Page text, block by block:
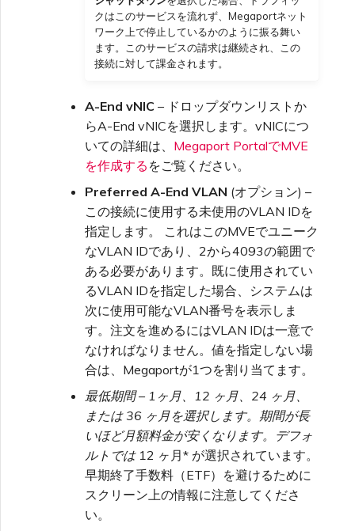
クはこのサービスを流れず、Megaportネット
ワーク上で停止しているかのように振る舞い
ます。このサービスの請求は継続され、この
接続に対して課金されます。
A-End vNIC – ドロップダウンリストか
らA-End vNICを選択します。vNICにつ
いての詳細は、 Megaport PortalでMVE
を作成する をご覧ください。
Preferred A-End VLAN (オプション) –
この接続に使用する未使用のVLAN IDを
指定します。 これはこのMVEでユニーク
なVLAN IDであり、2から4093の範囲で
ある必要があります。既に使用されてい
るVLAN IDを指定した場合、システムは
次に使用可能なVLAN番号を表示しま
す。注文を進めるにはVLAN IDは一意で
なければなりません。値を指定しない場
合は、Megaportが1つを割り当てます。
最低期間– 1ヶ月、12 ヶ月、24 ヶ月、
または 36 ヶ月を選択します。期間が長
いほど月額料金が安くなります。デフォ
ルトでは 12 ヶ月* が選択されています。
早期終了手数料（ETF）を避けるために
スクリーン上の情報に注意してくださ
い。